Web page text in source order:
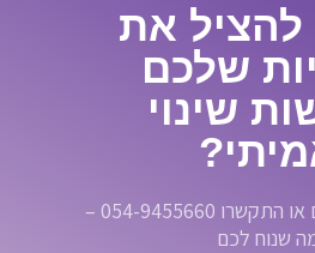
להציל את
שלכם
שינוי
השאירו כאן פרטים או התקשרו 054-9455660 –
שנוח לכם